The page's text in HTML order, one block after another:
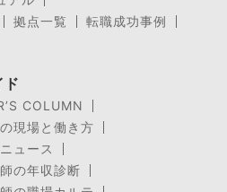
拠点一覧
転職成功事例
ド
COLUMN
現場と働き方
ュース
の年収診断